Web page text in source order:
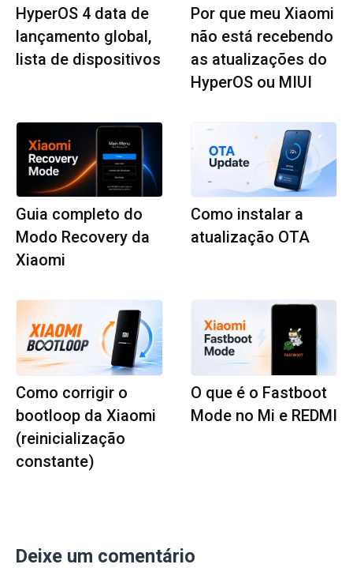
HyperOS 4 data de
lançamento global,
lista de dispositivos
Por que meu Xiaomi
não está recebendo
as atualizações do
HyperOS ou MIUI
Guia completo do
Modo Recovery da
Xiaomi
Como instalar a
atualização OTA
Como corrigir o
bootloop da Xiaomi
(reinicialização
constante)
O que é o Fastboot
Mode no Mi e REDMI
Deixe um comentário